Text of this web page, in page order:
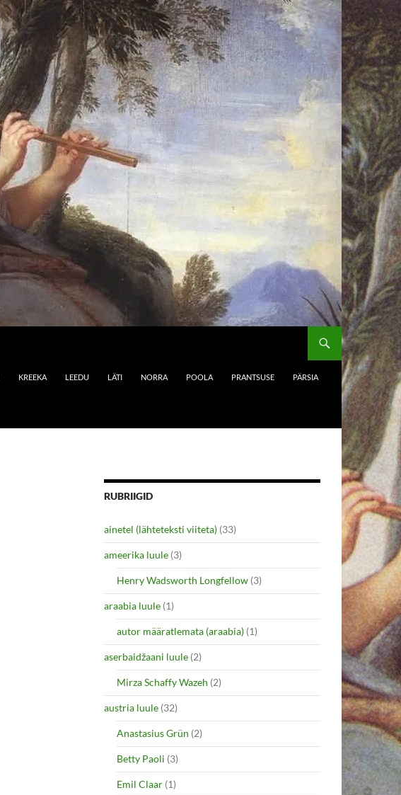
KREEKA LEEDU LÄTI NORRA POOLA PRANTSUSE PÄRSIA
RUBRIIGID
ainetel (lähteteksti viiteta) (33)
ameerika luule (3)
Henry Wadsworth Longfellow (3)
araabia luule (1)
autor määratlemata (araabia) (1)
aserbaidžaani luule (2)
Mirza Schaffy Wazeh (2)
austria luule (32)
Anastasius Grün (2)
Betty Paoli (3)
Emil Claar (1)